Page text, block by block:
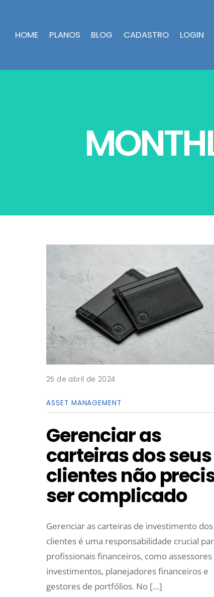
HOME PLANOS BLOG CADASTRO LOGIN
25 de abril de 2024
ASSET MANAGEMENT
Gerenciar as
carteiras dos seus
clientes não
ser complicado
Gerenciar as carteiras de investimento dos
clientes é uma responsabilidade crucial
profissionais financeiros, como assessores
investimentos, planejadores financeiros e
gestores de portfólios. No […]